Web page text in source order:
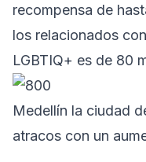
recompensa de
los relacionados
LGBTIQ+ es de 80
Medellín la ciudad
atracos con un